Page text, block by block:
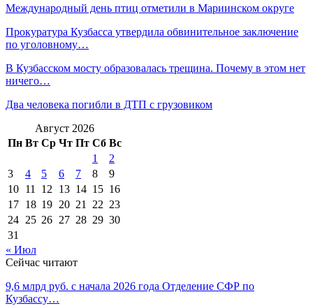
Международный день птиц отметили в Мариинском округе
Прокуратура Кузбасса утвердила обвинительное заключение
по уголовному…
В Кузбасском мосту образовалась трещина. Почему в этом нет
ничего…
Два человека погибли в ДТП с грузовиком
Август 2026
Пн Вт Ср Чт Пт Сб Вс
1
2
3
4 5 6 7 8
9
10 11 12 13 14 15 16
17 18 19 20 21 22 23
24 25 26 27 28 29 30
31
« Июл
Сейчас читают
9,6 млрд руб. с начала 2026 года Отделение СФР по
Кузбассу…